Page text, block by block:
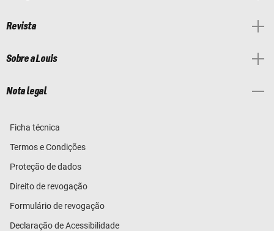
Revista
Sobre a Louis
Nota legal
Ficha técnica
Termos e Condições
Proteção de dados
Direito de revogação
Formulário de revogação
Declaração de Acessibilidade